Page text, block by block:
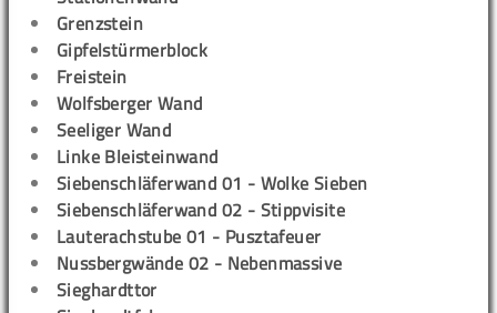
Grenzstein
Gipfelstürmerblock
Freistein
Wolfsberger Wand
Seeliger Wand
Linke Bleisteinwand
Siebenschläferwand 01 - Wolke Sieben
Siebenschläferwand 02 - Stippvisite
Lauterachstube 01 - Pusztafeuer
Nussbergwände 02 - Nebenmassive
Sieghardttor